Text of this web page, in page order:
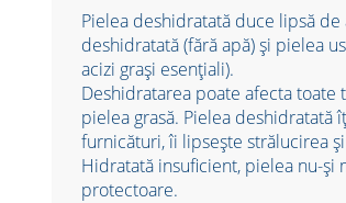
Pielea deshidratată duce lipsă
deshidratată (fără apă) și pielea
acizi grași esențiali).
Deshidratarea poate afecta
pielea grasă. Pielea deshidratată
furnicături, îi lipsește strălucirea
Hidratată insuficient, pielea nu-
protectoare.